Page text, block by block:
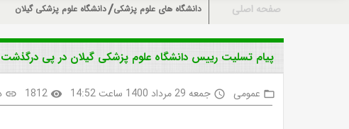
صفحه اصلی دانشگاه های علوم پزشکی دانشگاه علوم پزشکی گیلان
پیام تسلیت رییس دانشگاه علوم پزشکی گیلان در پی درگذشت
folder_open عمومی access_time جمعه 29 مرداد 1400 ساعت 14:52 visibility
1812
link